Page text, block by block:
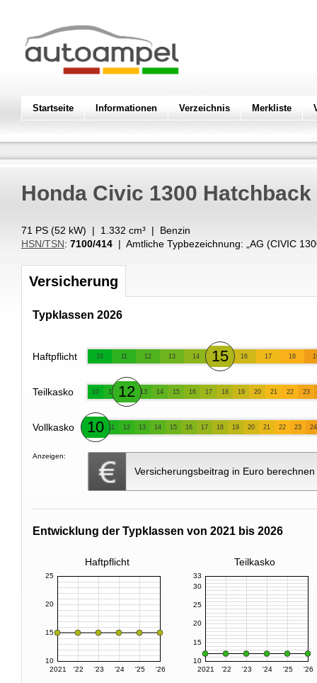
Startseite Informationen Verzeichnis Merkliste
Honda Civic 1300 Hatchback
71 PS (52 kW) | 1.332 cm³ | Benzin
HSN/TSN: 7100/414 | Amtliche Typbezeichnung: „ AG (CIVIC
Versicherung
Typklassen 2026
Haftpflicht 10 11 12 13 14 15 16 17 18
Teilkasko 10 11 12 13 14 15 16 17 18 19 20 21 22 23
Vollkasko 10 11 12 13 14 15 16 17 18 19 20 21 22 23 24
Anzeigen:
Versicherungsbeitrag in Euro berechnen
Entwicklung der Typklassen von 2021 bis 2026
Haftpflicht Teilkasko
2021 '22 '23 '24 '25 '26
10
15
20
25
2021 '22 '23 '24 '25 '26
10
15
20
25
30
33